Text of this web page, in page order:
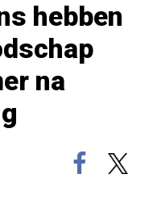
hebben
na